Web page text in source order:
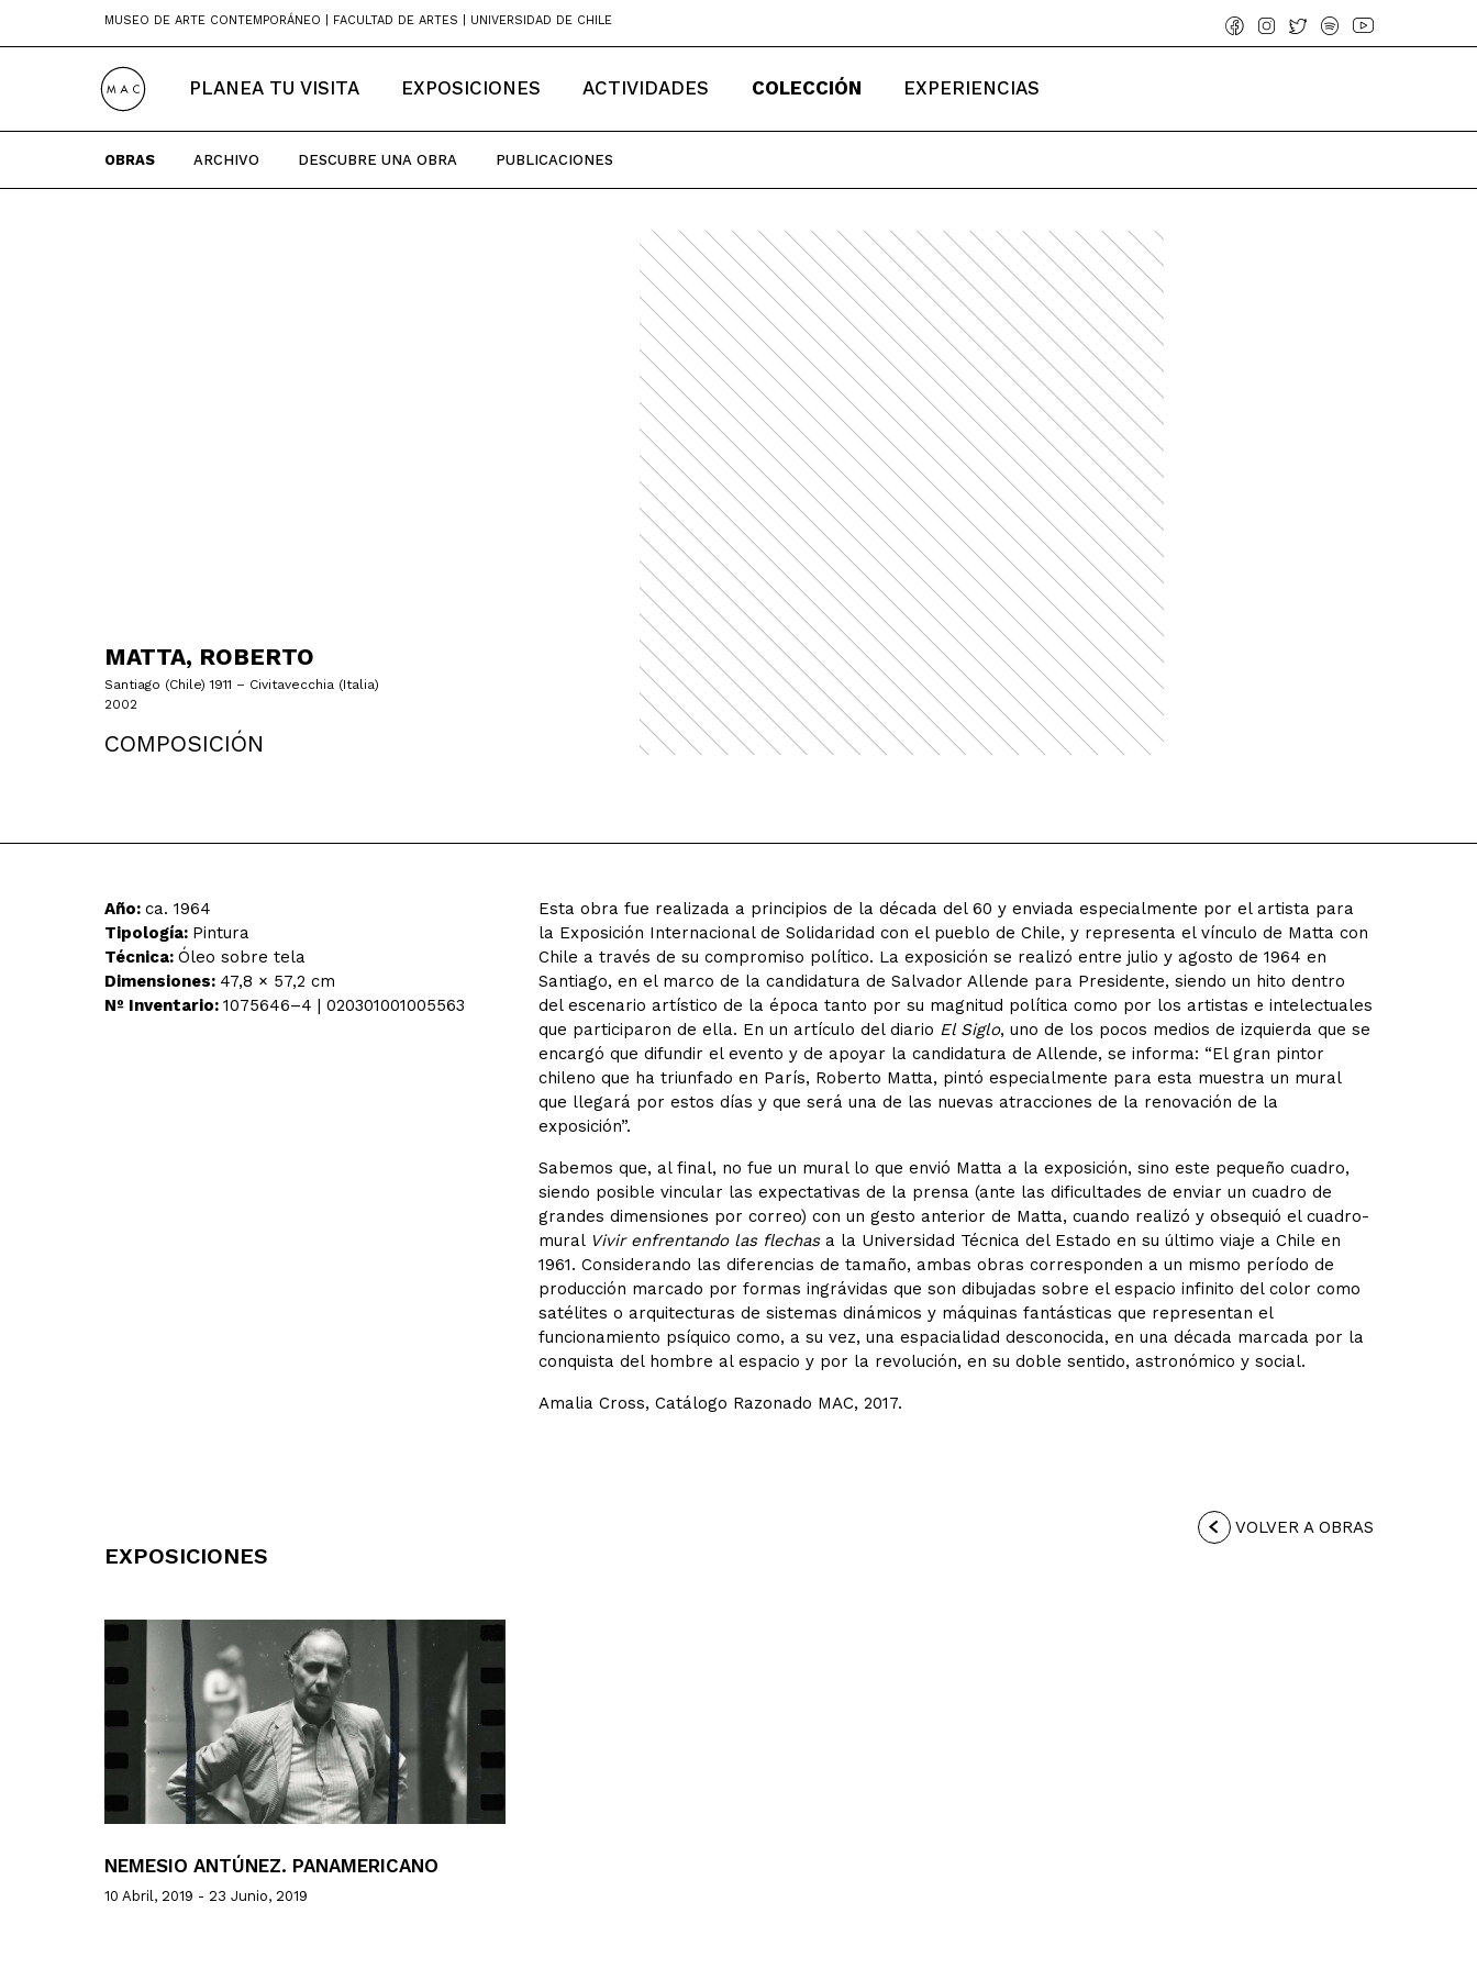
MUSEO DE ARTE CONTEMPORÁNEO | FACULTAD DE ARTES | UNIVERSIDAD DE CHILE
PLANEA TU VISITA EXPOSICIONES ACTIVIDADES COLECCIÓN EXPERIENCIAS
OBRAS ARCHIVO DESCUBRE UNA OBRA PUBLICACIONES
MATTA, ROBERTO
Santiago (Chile) 1911 – Civitavecchia (Italia)
2002
COMPOSICIÓN
Año: ca. 1964
Tipología: Pintura
Técnica: Óleo sobre tela
Dimensiones: 47,8 × 57,2 cm
Nº Inventario: 1075646–4 | 020301001005563
Esta obra fue realizada a principios de la década del 60 y enviada especialmente por el artista para
la Exposición Internacional de Solidaridad con el pueblo de Chile, y representa el vínculo de Matta con
Chile a través de su compromiso político. La exposición se realizó entre julio y agosto de 1964 en
Santiago, en el marco de la candidatura de Salvador Allende para Presidente, siendo un hito dentro
del escenario artístico de la época tanto por su magnitud política como por los artistas e intelectuales
que participaron de ella. En un artículo del diario El Siglo, uno de los pocos medios de izquierda que se
encargó que difundir el evento y de apoyar la candidatura de Allende, se informa: “El gran pintor
chileno que ha triunfado en París, Roberto Matta, pintó especialmente para esta muestra un mural
que llegará por estos días y que será una de las nuevas atracciones de la renovación de la
exposición”.
Sabemos que, al final, no fue un mural lo que envió Matta a la exposición, sino este pequeño cuadro,
siendo posible vincular las expectativas de la prensa (ante las dificultades de enviar un cuadro de
grandes dimensiones por correo) con un gesto anterior de Matta, cuando realizó y obsequió el cuadro-
mural Vivir enfrentando las flechasa la Universidad Técnica del Estado en su último viaje a Chile en
1961. Considerando las diferencias de tamaño, ambas obras corresponden a un mismo período de
producción marcado por formas ingrávidas que son dibujadas sobre el espacio infinito del color como
satélites o arquitecturas de sistemas dinámicos y máquinas fantásticas que representan el
funcionamiento psíquico como, a su vez, una espacialidad desconocida, en una década marcada por la
conquista del hombre al espacio y por la revolución, en su doble sentido, astronómico y social.
Amalia Cross, Catálogo Razonado MAC, 2017.
VOLVER A OBRAS
EXPOSICIONES
NEMESIO ANTÚNEZ. PANAMERICANO
10 Abril, 2019 - 23 Junio, 2019